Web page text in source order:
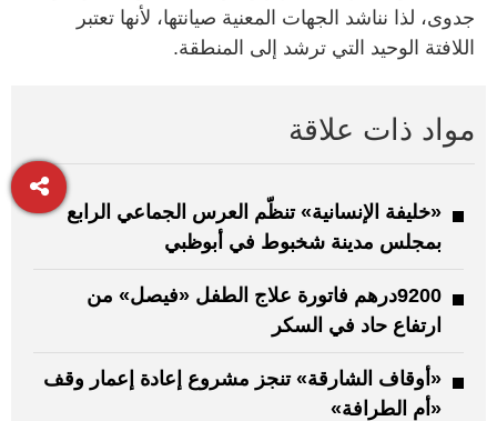
جدوى، لذا نناشد الجهات المعنية صيانتها، لأنها تعتبر
اللافتة الوحيد التي ترشد إلى المنطقة.
مواد ذات علاقة
«خليفة الإنسانية» تنظّم العرس الجماعي الرابع
بمجلس مدينة شخبوط في أبوظبي
9200درهم فاتورة علاج الطفل «فيصل» من
ارتفاع حاد في السكر
«أوقاف الشارقة» تنجز مشروع إعادة إعمار وقف
«أم الطرافة»